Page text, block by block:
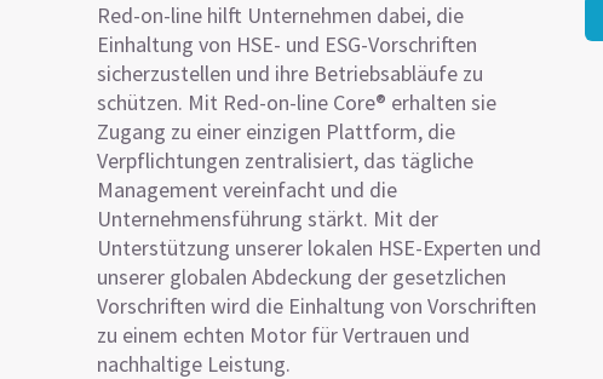
Red-on-line hilft Unternehmen dabei, die
Einhaltung von HSE- und ESG-Vorschriften
sicherzustellen und ihre Betriebsabläufe zu
schützen. Mit Red-on-line Core® erhalten sie
Zugang zu einer einzigen Plattform, die
Verpflichtungen zentralisiert, das tägliche
Management vereinfacht und die
Unternehmensführung stärkt. Mit der
Unterstützung unserer lokalen HSE-Experten und
unserer globalen Abdeckung der gesetzlichen
Vorschriften wird die Einhaltung von Vorschriften
zu einem echten Motor für Vertrauen und
nachhaltige Leistung.